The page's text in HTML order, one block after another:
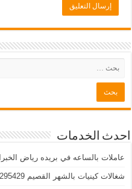
احدث الخدمات
عاملات بالساعه في بريده رياض الخبراء
شغالات كينيات بالشهر القصيم 0547295429